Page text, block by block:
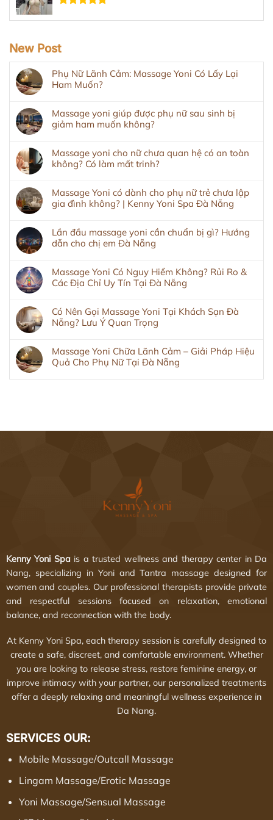
hạng5.00
New Post
Phụ Nữ Lãnh Cảm: Massage Yoni Có Lấy Lại
Ham Muốn?
Massage yoni giúp được phụ nữ sau sinh bị
giảm ham muốn không?
Massage yoni cho nữ chưa quan hệ có an toàn
không? Có làm mất trinh?
Massage Yoni có dành cho phụ nữ trẻ chưa lập
gia đình không? | Kenny Yoni Spa Đà Nẵng
Lần đầu massage yoni cần chuẩn bị gì? Hướng
dẫn cho chị em Đà Nẵng
Massage Yoni Có Nguy Hiểm Không? Rủi Ro &
Các Địa Chỉ Uy Tín Tại Đà Nẵng
Có Nên Gọi Massage Yoni Tại Khách Sạn Đà
Nẵng? Lưu Ý Quan Trọng
Massage Yoni Chữa Lãnh Cảm – Giải Pháp Hiệu
Quả Cho Phụ Nữ Tại Đà Nẵng
Kenny Yoni Spais a trusted wellness and therapy center in Da
Nang, specializing in Yoni and Tantra massage designed for
women and couples. Our professional therapists provide private
and respectful sessions focused on relaxation, emotional
balance, and reconnection with the body.
At Kenny Yoni Spa, each therapy session is carefully designed to
create a safe, discreet, and comfortable environment. Whether
you are looking to release stress, restore feminine energy, or
improve intimacy with your partner, our personalized treatments
offer a deeply relaxing and meaningful wellness experience in
Da Nang.
SERVICES OUR:
Mobile Massage/Outcall Massage
Lingam Massage/Erotic Massage
Yoni Massage/Sensual Massage